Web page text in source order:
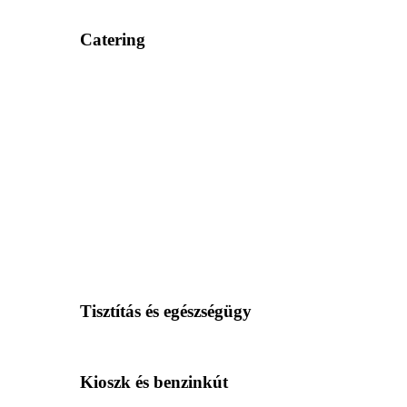
Catering
Tisztítás és egészségügy
Kioszk és benzinkút